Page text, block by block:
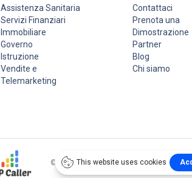
Assistenza Sanitaria
Servizi Finanziari
Immobiliare
Governo
Istruzione
Vendite e
Telemarketing
Contattaci
Prenota una
Dimostrazione
Partner
Blog
Chi siamo
© 2026 Easy Caller LLC Tutti i diritti